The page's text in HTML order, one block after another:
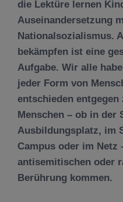
die Lektüre lernen
Auseinandersetzung
Nationalsozialismus.
bekämpfen ist eine
Aufgabe. Wir alle
jeder Form von
entschieden
Menschen – ob in der
Ausbildungsplatz, im
Campus oder im Netz
antisemitischen oder
Berührung kommen.